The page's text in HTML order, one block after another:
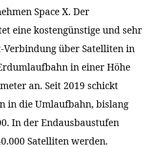
Space X. Der
eine kostengünstige und sehr
Verbindung über Satelliten in
in einer Höhe
an. Seit 2019 schickt
in die Umlaufbahn, bislang
In der Endausbaustufen
Satelliten werden.